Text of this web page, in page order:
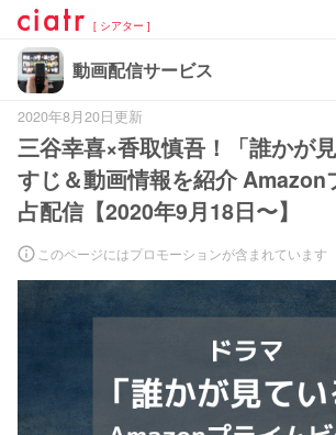
[ シアター ]
動画配信サービス
2020年8月20日更新
三谷幸喜×香取慎吾！「誰かが
すじ＆動画情報を紹介 Amazon
占配信【2020年9月18日〜】
このページにはプロモーションが含まれています